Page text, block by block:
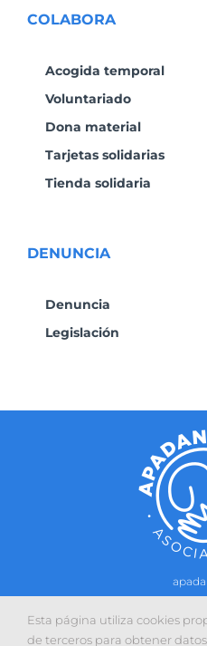
COLABORA
Acogida temporal
Voluntariado
Dona material
Tarjetas solidarias
Tienda solidaria
DENUNCIA
Denuncia
Legislación
Contacto–Política de
Sitio web desarrollado
Esta página utiliza cookies
de terceros para obtener datos